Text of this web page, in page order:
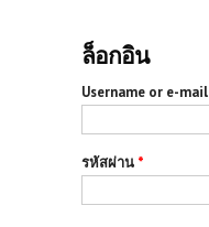
ล็อกอิน
Username or e-mail
รหัสผ่าน *